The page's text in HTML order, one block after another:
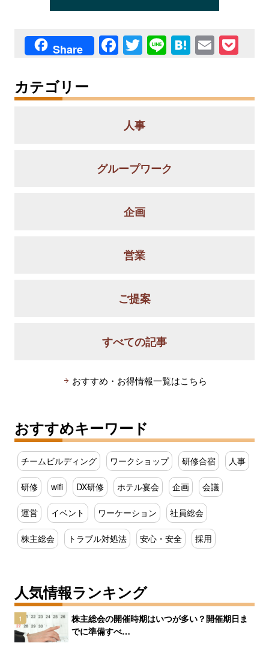
Share F
a
e
b
o
k
T
wi
er
Li
n
H
at
n
E
m
et
カテゴリー
人事
グループワーク
企画
営業
ご提案
すべての記事
おすすめ・お得情報一覧はこちら
おすすめキーワード
チームビルディング ワークショップ 研修合宿 人事
研修 wifi DX研修 ホテル宴会 企画 会議
運営 イベント ワーケーション 社員総会
株主総会 トラブル対処法 安心・安全 採用
人気情報ランキング
1
株主総会の開催時期はいつが多い？開催期日ま
でに準備すべ…